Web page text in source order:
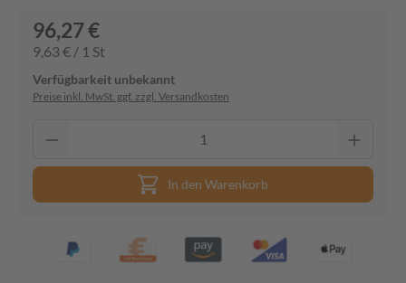
96,27 €
9,63 € / 1 St
Verfügbarkeit unbekannt
Preise inkl. MwSt. ggf. zzgl. Versandkosten
In den Warenkorb